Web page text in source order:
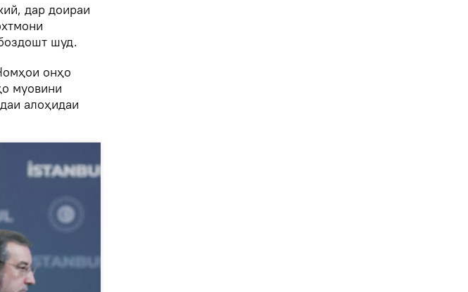
дар доираи
шуд.
онҳо
муовини
алоҳидаи